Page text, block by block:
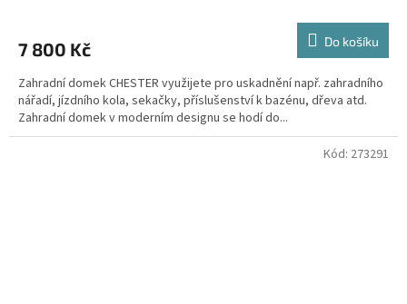
7 800 Kč Do košíku
Zahradní domek CHESTER využijete pro uskadnění např. zahradního
nářadí, jízdního kola, sekačky, příslušenství k bazénu, dřeva atd.
Zahradní domek v moderním designu se hodí do...
Kód: 273291